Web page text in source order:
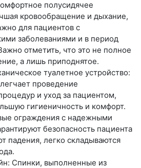
полусидячее
кровообращение и дыхание,
для пациентов с
заболеваниями и в период
отметить, что это не полное
а лишь приподнятое.
туалетное устройство:
проведение
и уход за пациентом,
гигиеничность и комфорт.
ограждения с надежными
безопасность пациента
падения, легко складываются
Спинки, выполненные из